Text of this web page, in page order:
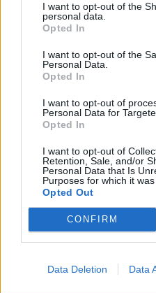
I want to opt-out of the
personal data.
Opted In
I want to opt-out of the
Personal Data.
Opted In
I want to opt-out of
Personal Data for
Opted In
I want to opt-out of
Retention, Sale, and/or
Personal Data that Is
Purposes for which it was
Opted Out
CONFIRM
Data Deletion Data
Νέα όρια στην
ύλης από το XENONnT
ΔΙΆΣΤΗΜΑ